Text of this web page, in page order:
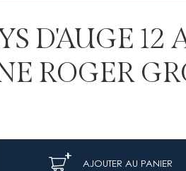
D'AUGE 12
ROGER
AJOUTER AU PANIER